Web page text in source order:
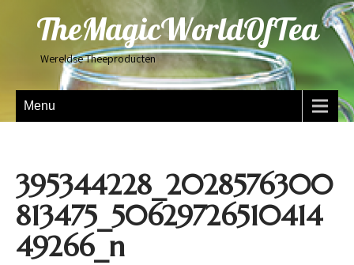
TheMagicWorldOfTea
Wereldse Theeproducten
Menu
395344228_2028576300
813475_50629726510414
49266_n